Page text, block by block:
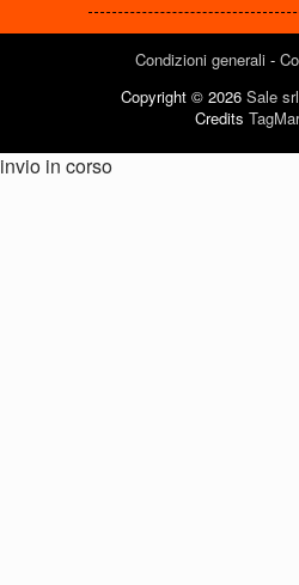
Condizioni generali -
Copyright © 2026 Sale srl
Credits
invio in corso